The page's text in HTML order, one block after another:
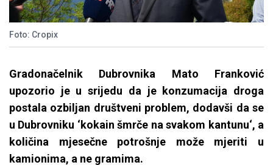
Foto: Cropix
Gradonačelnik Dubrovnika Mato Franković
upozorio je u srijedu da je konzumacija droga
postala ozbiljan društveni problem, dodavši da se
u Dubrovniku ‘kokain šmrče na svakom kantunu‘, a
količina mjesečne potrošnje može mjeriti u
kamionima, a ne gramima.